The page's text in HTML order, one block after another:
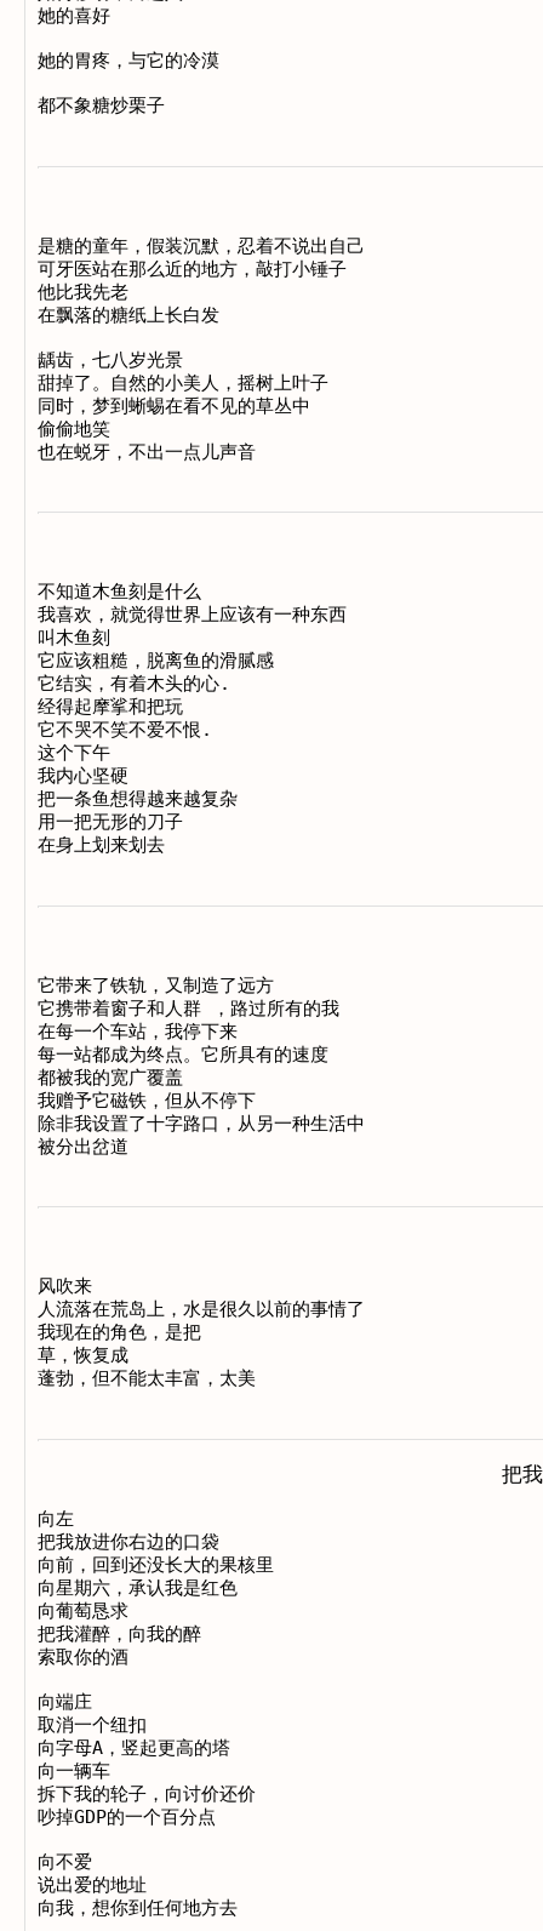
她的喜好
她的胃疼，与它的冷漠
是糖的童年，假装沉默，忍着不说出自己
可牙医站在那么近的地方，敲打小锤子
他比我先老
在飘落的糖纸上长白发
龋齿，七八岁光景
甜掉了。自然的小美人，摇树上叶子
同时，梦到蜥蜴在看不见的草丛中
偷偷地笑
不知道木鱼刻是什么
我喜欢，就觉得世界上应该有一种东西
叫木鱼刻
它应该粗糙，脱离鱼的滑腻感
它结实，有着木头的心.
经得起摩挲和把玩
它不哭不笑不爱不恨.
这个下午
我内心坚硬
把一条鱼想得越来越复杂
用一把无形的刀子
它带来了铁轨，又制造了远方
它携带着窗子和人群 ，路过所有的我
在每一个车站，我停下来
每一站都成为终点。它所具有的速度
都被我的宽广覆盖
我赠予它磁铁，但从不停下
除非我设置了十字路口，从另一种生活中
风吹来
人流落在荒岛上，水是很久以前的事情了
我现在的角色，是把
草，恢复成
把
向左
把我放进你右边的口袋
向前，回到还没长大的果核里
向星期六，承认我是红色
向葡萄恳求
把我灌醉，向我的醉
索取你的酒
向端庄
取消一个纽扣
向字母A，竖起更高的塔
向一辆车
拆下我的轮子，向讨价还价
吵掉GDP的一个百分点
向不爱
说出爱的地址